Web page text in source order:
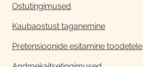
Ostutingimused
Kaubaostust taganemine
Pretensioonide esitamine toodetele